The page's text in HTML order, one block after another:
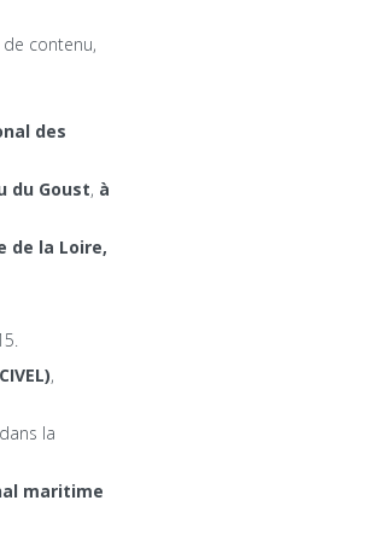
contenu,
des
du Goust, à
de la Loire,
,
la
maritime